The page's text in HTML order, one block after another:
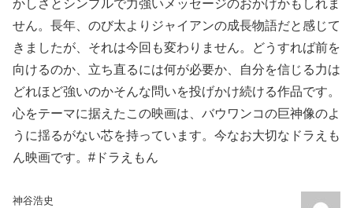
かしさとシンプルで力強いメッセージのおかげかもしれま
せん。長年、のび太よりジャイアンの成長物語だと感じて
きましたが、それは今回も変わりません。どうすれば前を
向けるのか、立ち直るには何が必要か、自分を信じる力は
どれほど強いのかそんな問いを投げかけ続ける作品です。
心をテーマに据えたこの映画は、バウワンコの巨神像のよ
うに揺るがない芯を持っています。今なお大切なドラえも
ん映画です。#ドラえもん
神谷浩史